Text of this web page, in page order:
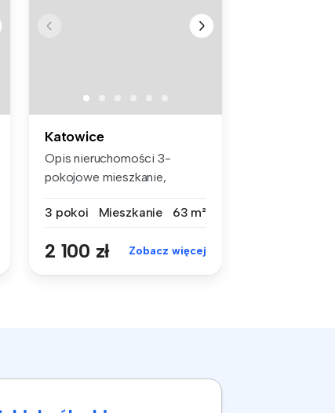
Katowice
Opis nieruchomości 3-
pokojowe mieszkanie,
3 pokoi
Mieszkanie 63 m²
2 100 zł Zobacz więcej